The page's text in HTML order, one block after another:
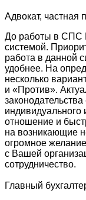
Адвокат, частная
До работы в СПС
системой.
работа в данной
удобнее. На
несколько
и «Против».
отношение и
на возникающие
огромное
с Вашей
сотрудничество.
Главный